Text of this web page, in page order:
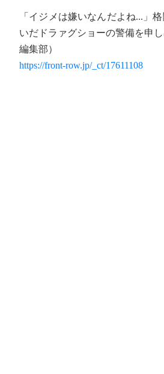
「イジメは嫌いなんだよね...」
いだドラァグショーの警備を申
編集部）
https://front-row.jp/_ct/17611108